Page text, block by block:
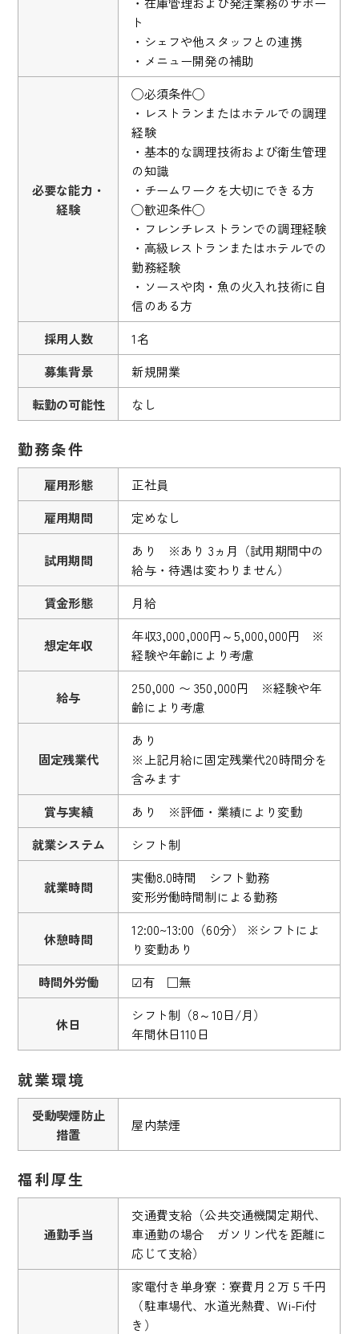
ト
・シェフや他スタッフとの連携
・メニュー開発の補助
必要な能力・
経験
◯必須条件◯
・レストランまたはホテルでの調理
経験
・基本的な調理技術および衛生管理
の知識
・チームワークを大切にできる方
◯歓迎条件◯
・フレンチレストランでの調理経験
・高級レストランまたはホテルでの
勤務経験
・ソースや肉・魚の火入れ技術に自
信のある方
採用人数
1名
募集背景
新規開業
転勤の可能性
なし
勤務条件
雇用形態
正社員
雇用期間
定めなし
試用期間
あり ※あり 3ヵ月（試用期間中の
給与・待遇は変わりません）
賃金形態
月給
想定年収
年収3,000,000円～5,000,000円 ※
経験や年齢により考慮
給与
250,000 〜 350,000円 ※経験や年
齢により考慮
固定残業代
あり
※上記月給に固定残業代20時間分を
含みます
賞与実績
あり ※評価・業績により変動
就業システム
シフト制
就業時間
実働8.0時間 シフト勤務
変形労働時間制による勤務
休憩時間
12:00~13:00（60分） ※シフトによ
り変動あり
時間外労働
☑有 □無
休日
シフト制（8～10日/月）
年間休日110日
就業環境
受動喫煙防止
措置
屋内禁煙
福利厚生
通勤手当
交通費支給（公共交通機関定期代、
車通勤の場合 ガソリン代を距離に
応じて支給）
家電付き単身寮：寮費月２万５千円
（駐車場代、水道光熱費、Wi-Fi付
き）